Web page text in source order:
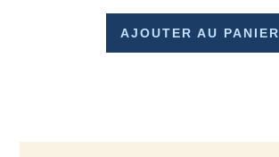
AJOUTER AU PANIER